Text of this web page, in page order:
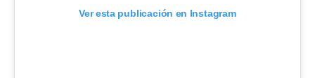
Ver esta publicación en Instagram